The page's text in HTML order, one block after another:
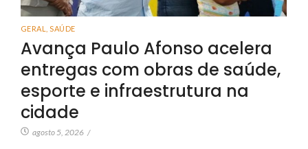
GERAL SAÚDE
Avança Paulo Afonso acelera
entregas com obras de saúde,
esporte e infraestrutura na
cidade
agosto 5, 2026 /